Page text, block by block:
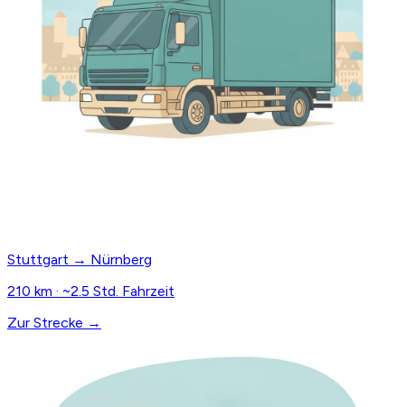
Stuttgart → Nürnberg
210 km · ~2.5 Std. Fahrzeit
Zur Strecke →